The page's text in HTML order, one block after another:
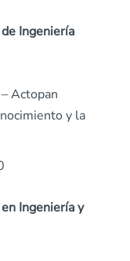
Ingeniería
Actopan
y la
Ingeniería y